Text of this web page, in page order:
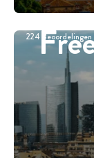
224 Beoordelingen